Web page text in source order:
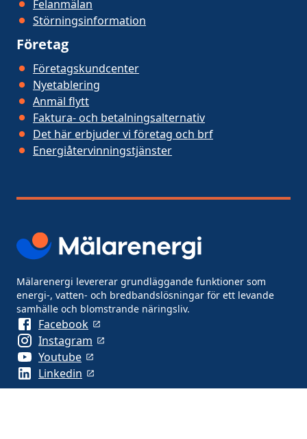
Felanmälan
Störningsinformation
Företag
Företagskundcenter
Nyetablering
Anmäl flytt
Faktura- och betalningsalternativ
Det här erbjuder vi företag och brf
Energiåtervinningstjänster
Mälarenergi levererar grundläggande funktioner som
energi-, vatten- och bredbandslösningar för ett levande
samhälle och blomstrande näringsliv.
Facebook
Instagram
Youtube
Linkedin